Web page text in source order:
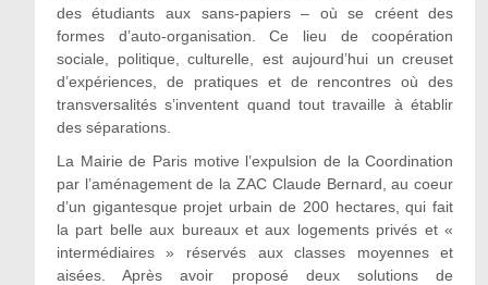
des étudiants aux sans-papiers – où se créent des
formes d’auto-organisation. Ce lieu de coopération
sociale, politique, culturelle, est aujourd’hui un creuset
d’expériences, de pratiques et de rencontres où des
transversalités s’inventent quand tout travaille à établir
des séparations.
La Mairie de Paris motive l’expulsion de la Coordination
par l’aménagement de la ZAC Claude Bernard, au coeur
d’un gigantesque projet urbain de 200 hectares, qui fait
la part belle aux bureaux et aux logements privés et «
intermédiaires » réservés aux classes moyennes et
aisées. Après avoir proposé deux solutions de